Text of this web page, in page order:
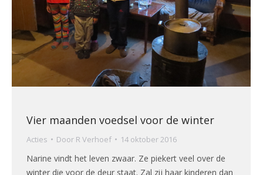
Vier maanden voedsel voor de winter
Acties Door R Verhoef 14 oktober 2016
Narine vindt het leven zwaar. Ze piekert veel over de
winter die voor de deur staat. Zal zij haar kinderen dan